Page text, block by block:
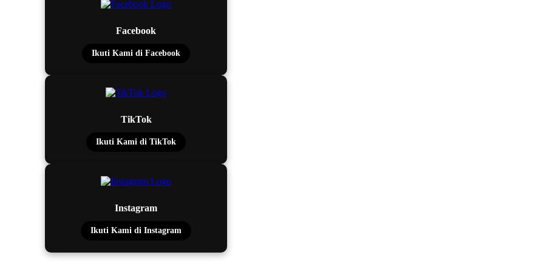
Facebook
Ikuti Kami di Facebook
TikTok
Ikuti Kami di TikTok
Instagram
Ikuti Kami di Instagram